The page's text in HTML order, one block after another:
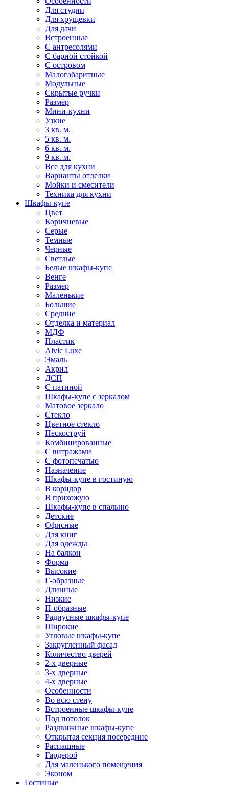
Для студии
Для хрущевки
Для дачи
Встроенные
С антресолями
С барной стойкой
С островом
Малогабаритные
Модульные
Скрытые ручки
Размер
Мини-кухни
Узкие
3 кв. м.
5 кв. м.
6 кв. м.
9 кв. м.
Все для кухни
Варианты отделки
Мойки и смесители
Техника для кухни
Шкафы-купе
Цвет
Коричневые
Серые
Темные
Черные
Светлые
Белые шкафы-купе
Венге
Размер
Маленькие
Большие
Средние
Отделка и материал
МДФ
Пластик
Alvic Luxe
Эмаль
Акрил
ДСП
С патиной
Шкафы-купе с зеркалом
Матовое зеркало
Стекло
Цветное стекло
Пескоструй
Комбинированные
С витражами
С фотопечатью
Назначение
Шкафы-купе в гостиную
В коридор
В прихожую
Шкафы-купе в спальню
Детские
Офисные
Для книг
Для одежды
На балкон
Форма
Высокие
Г-образные
Длинные
Низкие
П-образные
Радиусные шкафы-купе
Широкие
Угловые шкафы-купе
Закругленный фасад
Количество дверей
2-х дверные
3-х дверные
4-х дверные
Особенности
Во всю стену
Встроенные шкафы-купе
Под потолок
Раздвижные шкафы-купе
Открытая секция посередине
Распашные
Гардероб
Для маленького помещения
Эконом
Гостиные